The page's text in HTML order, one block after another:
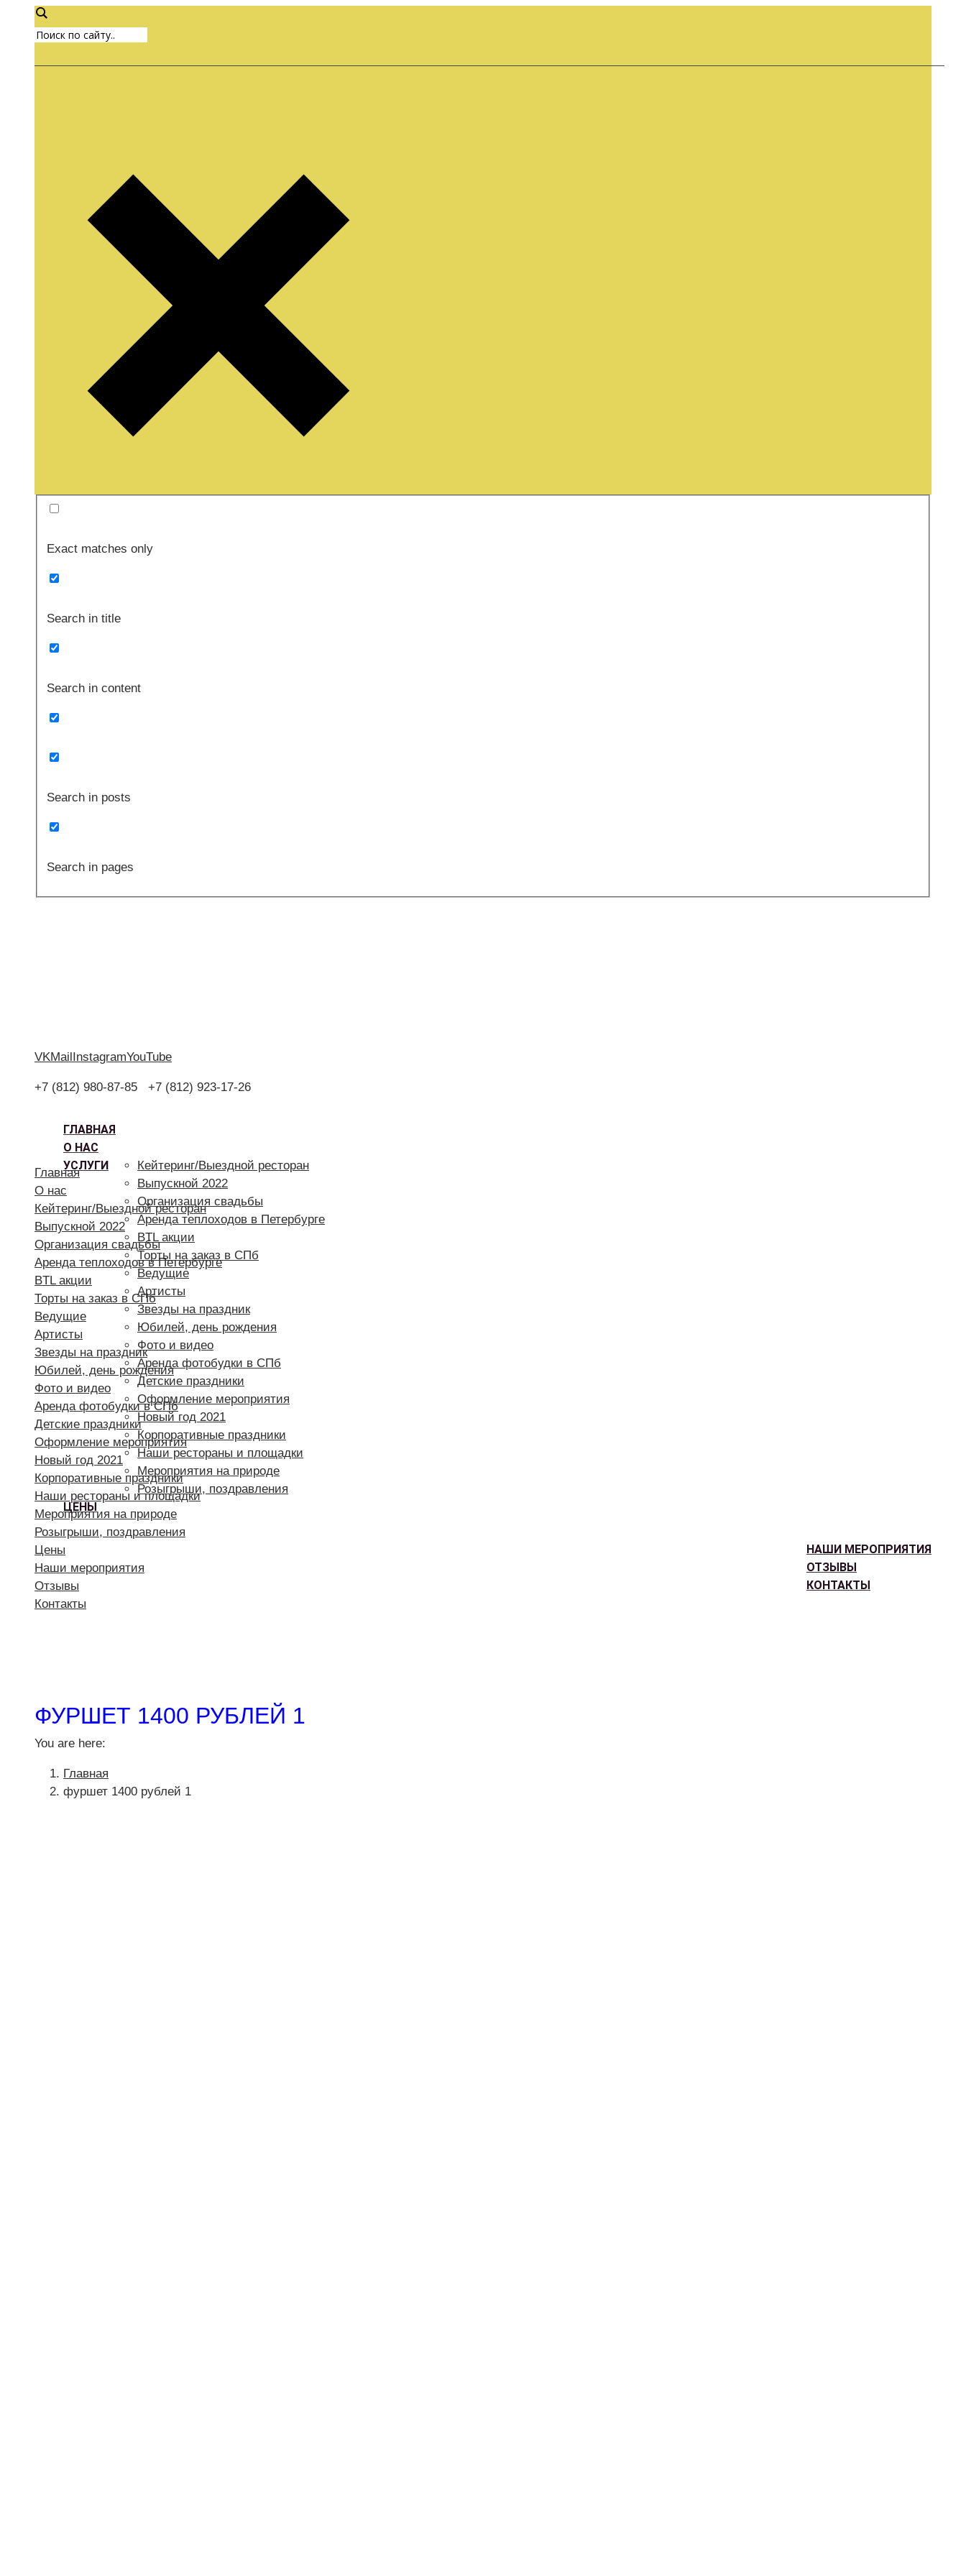
Exact matches only
Search in title
Search in content
Search in posts
Search in pages
VKMailInstagramYouTube
+7 (812) 980-87-85 +7 (812) 923-17-26
ГЛАВНАЯ
О НАС
УСЛУГИ
Кейтеринг/Выездной ресторан
Выпускной 2022
Организация свадьбы
Аренда теплоходов в Петербурге
BTL акции
Торты на заказ в СПб
Ведущие
Артисты
Звезды на праздник
Юбилей, день рождения
Фото и видео
Аренда фотобудки в СПб
Детские праздники
Оформление мероприятия
Новый год 2021
Корпоративные праздники
Наши рестораны и площадки
Мероприятия на природе
Розыгрыши, поздравления
ЦЕНЫ
НАШИ МЕРОПРИЯТИЯ
ОТЗЫВЫ
КОНТАКТЫ
Главная
О нас
Кейтеринг/Выездной ресторан
Выпускной 2022
Организация свадьбы
Аренда теплоходов в Петербурге
BTL акции
Торты на заказ в СПб
Ведущие
Артисты
Звезды на праздник
Юбилей, день рождения
Фото и видео
Аренда фотобудки в СПб
Детские праздники
Оформление мероприятия
Новый год 2021
Корпоративные праздники
Наши рестораны и площадки
Мероприятия на природе
Розыгрыши, поздравления
Цены
Наши мероприятия
Отзывы
Контакты
ФУРШЕТ 1400 РУБЛЕЙ 1
You are here:
Главная
фуршет 1400 рублей 1